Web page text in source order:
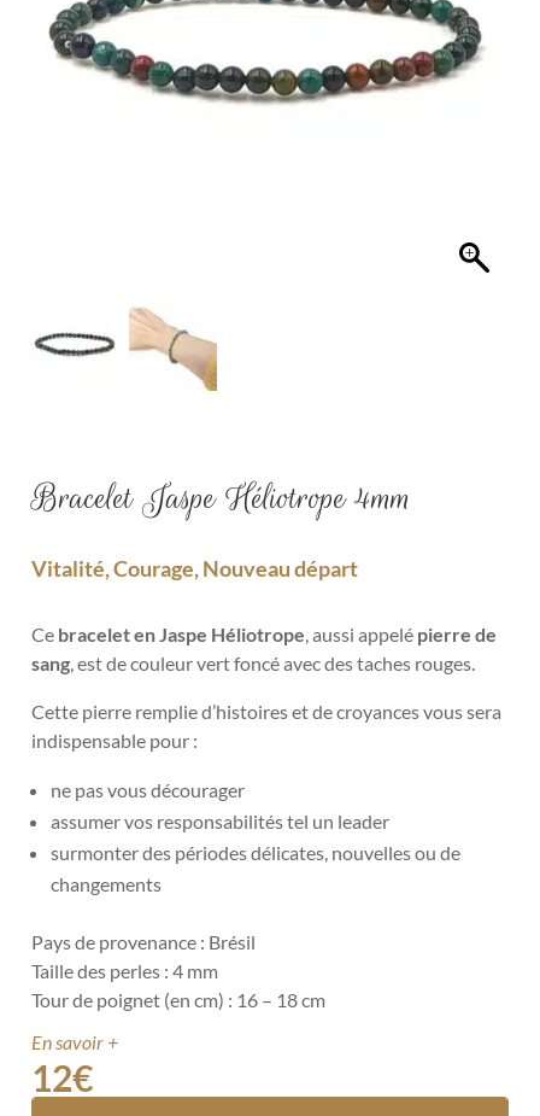
Bracelet Jaspe Héliotrope 4mm
Vitalité, Courage, Nouveau départ
Ce bracelet en Jaspe Héliotrope , aussi appelé pierre de
sang , est de couleur vert foncé avec des taches rouges.
Cette pierre remplie d’histoires et de croyances vous sera
indispensable pour :
ne pas vous décourager
assumer vos responsabilités tel un leader
surmonter des périodes délicates, nouvelles ou de
changements
Pays de provenance : Brésil
Taille des perles : 4 mm
Tour de poignet (en cm) : 16 – 18 cm
En savoir +
12€